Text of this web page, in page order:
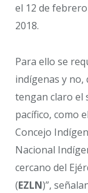
el 12 de
2018.
Para ello se
indígenas y no,
tengan claro el
pacífico, como
Concejo
Nacional
cercano del
(EZLN)”,